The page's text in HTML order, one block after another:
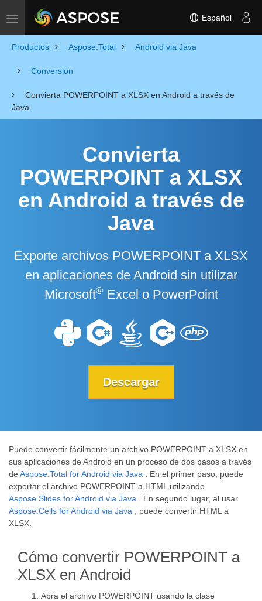
Toggle navigation Español
Productos Aspose.Total Android via Java
Conversion
Convierta POWERPOINT a XLSX en Android a través de
Java
Convierta
POWERPOINT a XLSX
en Android a través de
Java
Exporte archivos POWERPOINT a XLSX
en aplicaciones de Android sin utilizar
Microsoft®Excel o PowerPoint
Descargar
Puede convertir fácilmente un archivo POWERPOINT a XLSX en
sus aplicaciones de Android en un proceso de dos pasos a través
de Aspose.Total for Android via Java . En el primer paso, puede
exportar el archivo POWERPOINT a HTML utilizando
Aspose.Slides for Android via Java . En segundo lugar, al usar
Aspose.Cells for Android via Java , puede convertir HTML a
XLSX.
Cómo convertir POWERPOINT a
XLSX en Android
Abra el archivo POWERPOINT usando la clase